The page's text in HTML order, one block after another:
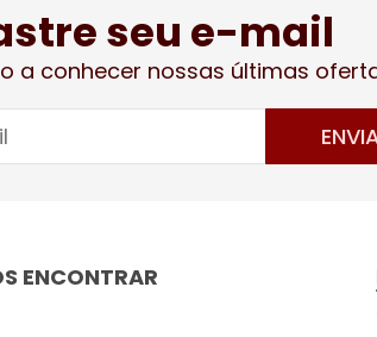
seu e-mail
a conhecer nossas últimas
ENCONTRAR